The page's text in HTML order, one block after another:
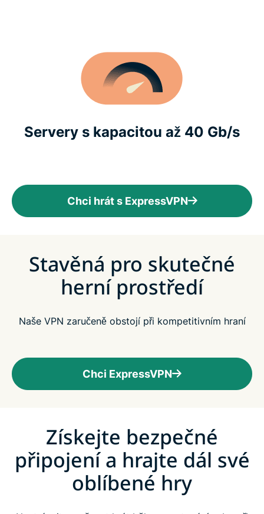
Servery s kapacitou až 40 Gb/s
Chci hrát s ExpressVPN
Stavěná pro skutečné
herní prostředí
Naše VPN zaručeně obstojí při kompetitivním hraní
Chci ExpressVPN
Získejte bezpečné
připojení a hrajte dál své
oblíbené hry